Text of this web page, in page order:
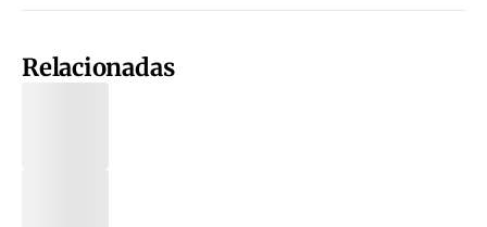
Relacionadas